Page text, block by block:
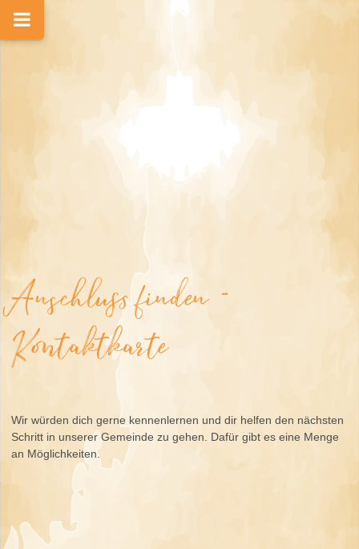
Anschluss finden -
Kontaktkarte
Wir würden dich gerne kennenlernen und dir helfen den nächsten
Schritt in unserer Gemeinde zu gehen. Dafür gibt es eine Menge
an Möglichkeiten.